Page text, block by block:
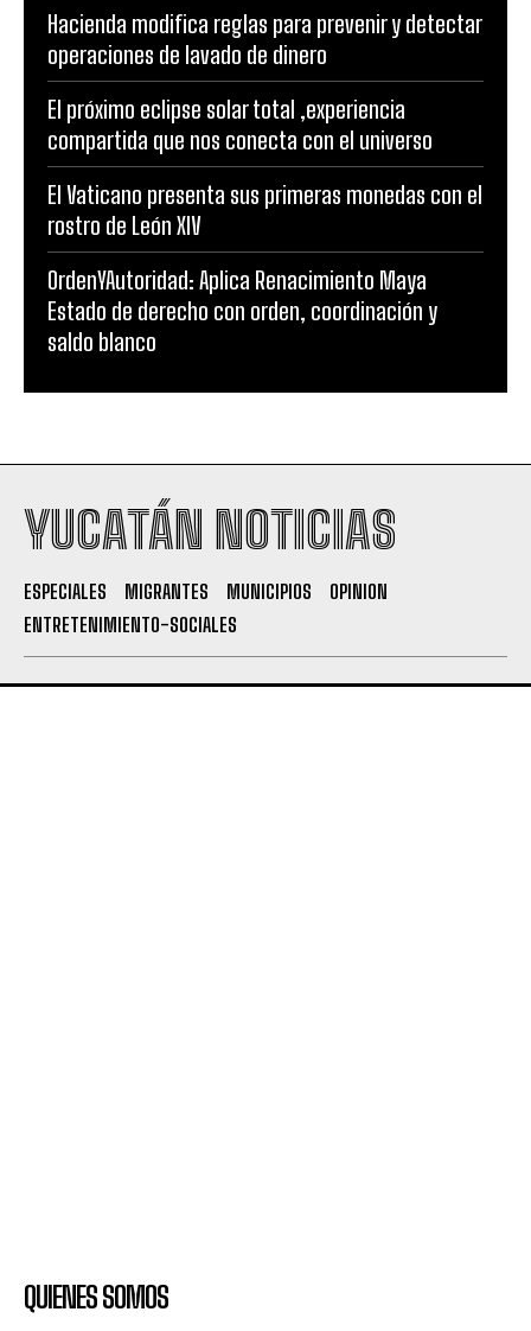
Hacienda modifica reglas para prevenir y detectar
operaciones de lavado de dinero
El próximo eclipse solar total ,experiencia
compartida que nos conecta con el universo
El Vaticano presenta sus primeras monedas con el
rostro de León XIV
OrdenYAutoridad: Aplica Renacimiento Maya
Estado de derecho con orden, coordinación y
saldo blanco
YUCATÁN NOTICIAS
ESPECIALES MIGRANTES MUNICIPIOS
OPINION
ENTRETENIMIENTO-SOCIALES
QUIENES SOMOS